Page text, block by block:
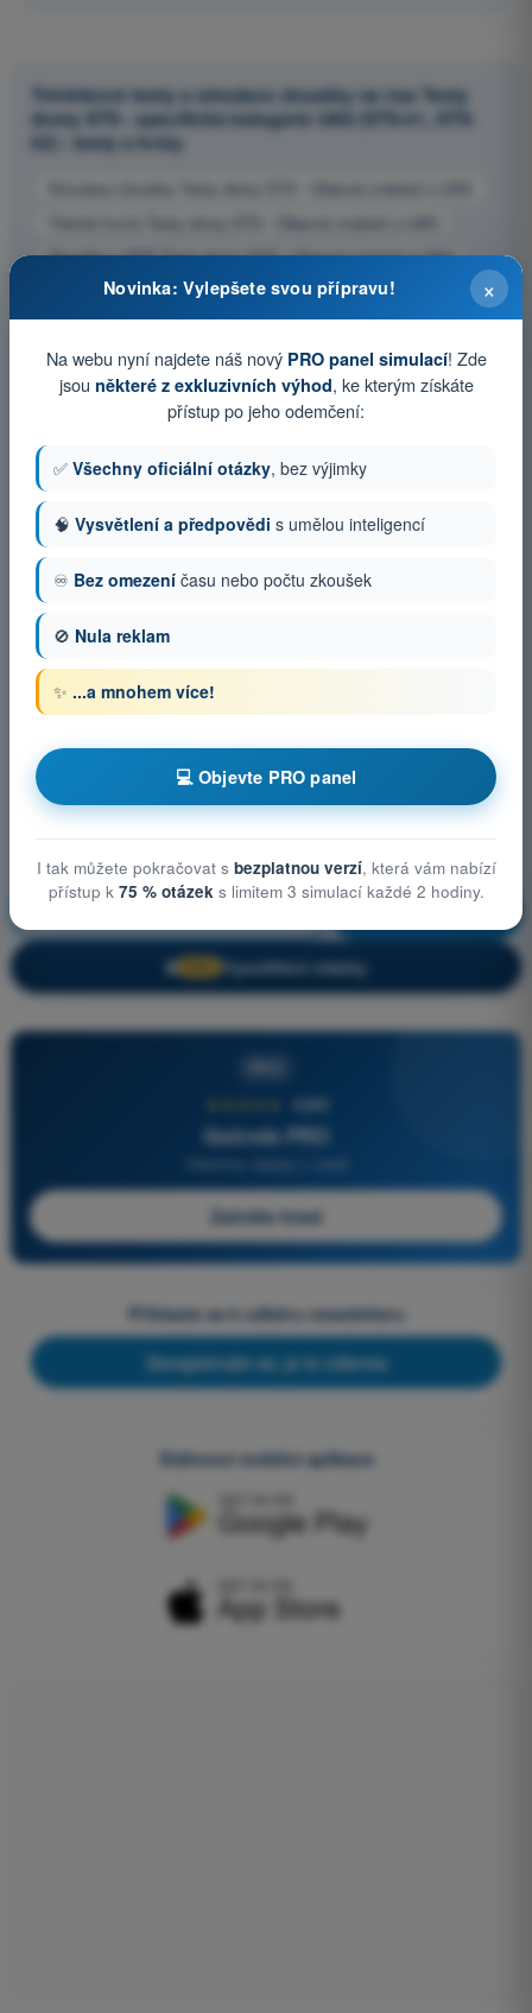
Tréninkové testy a simulace zkoušky na čas Testy
drony STS - specifická kategorie UAS (STS-01, STS-
02) - testy a kvízy
Simulace zkoušky Testy drony STS - Obecné znalosti o UAS
Trénink kvízů Testy drony STS - Obecné znalosti o UAS
Zkouška v PDF Testy drony STS - Obecné znalosti o UAS
🔒 Vysvětlení otázky
4,6/5
Quizvds PRO
Začněte hned
Přihlaste se k odběru newsletteru
Zaregistrujte se, je to zdarma
Stáhnout mobilní aplikace
×
Novinka: Vylepšete svou přípravu!
Na webu nyní najdete náš nový PRO panel simulací! Zde
jsou některé z exkluzivních výhod, ke kterým získáte
přístup po jeho odemčení:
✅ Všechny oficiální otázky, bez výjimky
🧠 Vysvětlení a předpovědi s umělou inteligencí
♾️ Bez omezení času nebo počtu zkoušek
🚫 Nula reklam
✨ ...a mnohem více!
💻 Objevte PRO panel
I tak můžete pokračovat s bezplatnou verzí, která vám nabízí
přístup k 75 % otázeks limitem 3 simulací každé 2 hodiny.